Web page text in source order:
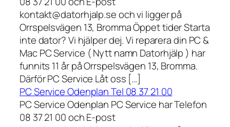
kontakt@datorhjalp.se och vi ligger på
Orrspelsvägen 13, Bromma Öppet tider Starta
inte dator? Vi hjälper dej. Vi reparera din PC &
Mac PC Service ( Nytt namn Datorhjälp ) har
funnits 11 år på Orrspelsvägen 13, Bromma.
Därför PC Service Låt oss […]
PC Service Odenplan Tel 08 37 21 00
PC Service Odenplan PC Service har Telefon
08 37 21 00 och E-post